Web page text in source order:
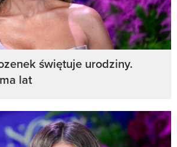
świętuje urodziny.
lat